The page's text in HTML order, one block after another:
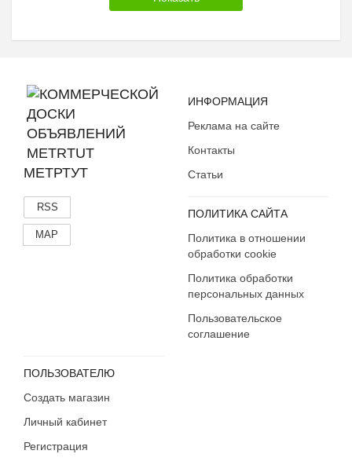
МЕТРТУТ
RSS
MAP
ИНФОРМАЦИЯ
Реклама на сайте
Контакты
Статьи
ПОЛИТИКА САЙТА
Политика в отношении
обработки cookie
Политика обработки
персональных данных
Пользовательское
соглашение
ПОЛЬЗОВАТЕЛЮ
Создать магазин
Личный кабинет
Регистрация